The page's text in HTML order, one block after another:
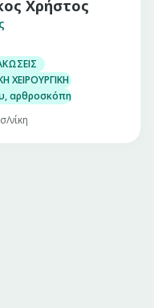
Χρήστος
ΧΕΙΡΟΥΡΓΙΚΗ ΓΟΝΑΤΟΣ
αρθροσκόπηση γόνατος
νίκη